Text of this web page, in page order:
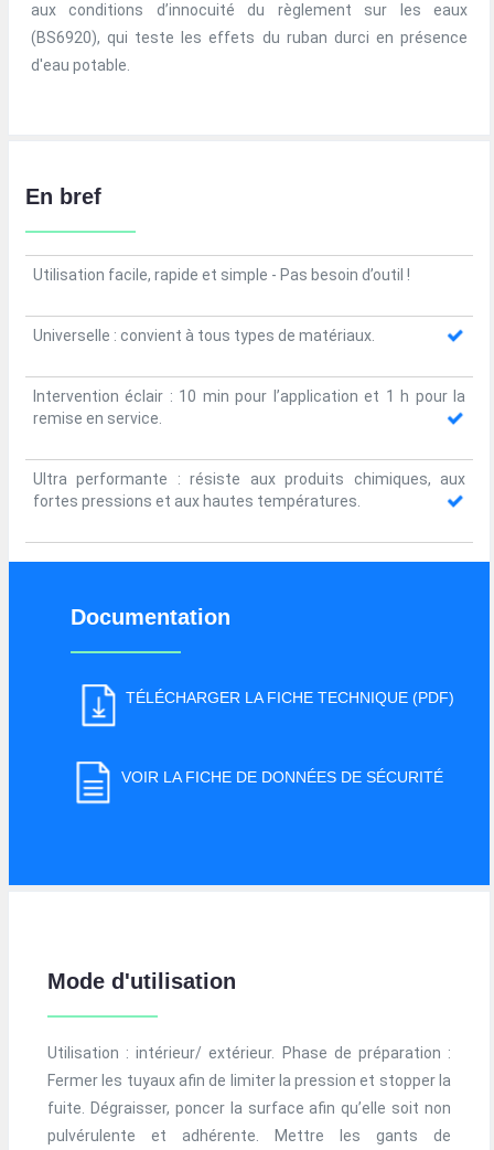
aux conditions d’innocuité du règlement sur les eaux
(BS6920), qui teste les effets du ruban durci en présence
d'eau potable.
En bref
Utilisation facile, rapide et simple - Pas besoin d’outil !
Universelle : convient à tous types de matériaux.
Intervention éclair : 10 min pour l’application et 1 h pour la
remise en service.
Ultra performante : résiste aux produits chimiques, aux
fortes pressions et aux hautes températures.
Documentation
TÉLÉCHARGER LA FICHE TECHNIQUE (PDF)
VOIR LA FICHE DE DONNÉES DE SÉCURITÉ
Mode d'utilisation
Utilisation : intérieur/ extérieur. Phase de préparation :
Fermer les tuyaux afin de limiter la pression et stopper la
fuite. Dégraisser, poncer la surface afin qu’elle soit non
pulvérulente et adhérente. Mettre les gants de